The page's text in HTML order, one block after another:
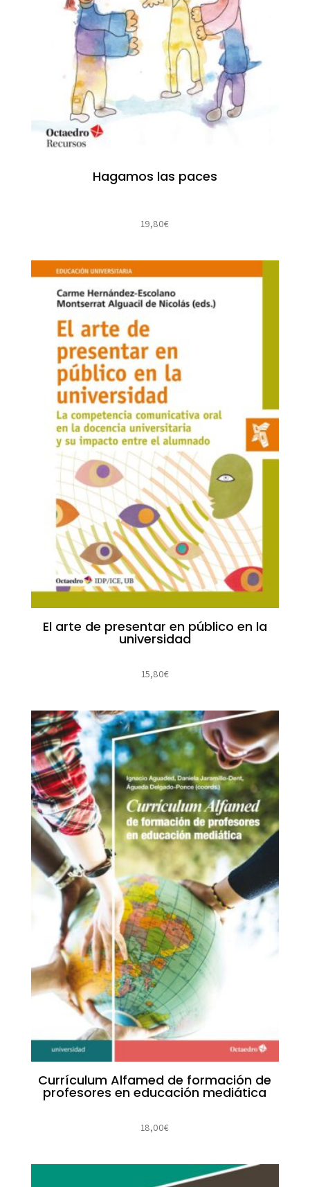
Hagamos las paces
19,80€
El arte de presentar en público en la
universidad
15,80€
Currículum Alfamed de formación de
profesores en educación mediática
18,00€